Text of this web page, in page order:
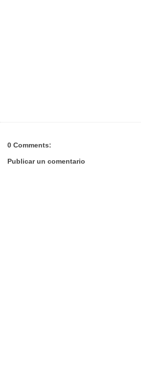
0 Comments:
Publicar un comentario